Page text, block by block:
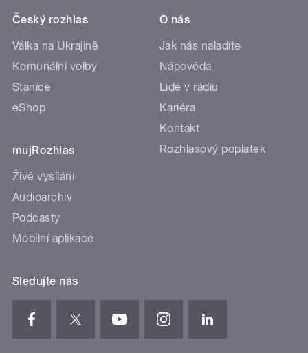
Český rozhlas
Válka na Ukrajině
Komunální volby
Stanice
eShop
mujRozhlas
Živé vysílání
Audioarchiv
Podcasty
Mobilní aplikace
O nás
Jak nás naladíte
Nápověda
Lidé v rádiu
Kariéra
Kontakt
Rozhlasový poplatek
Sledujte nás